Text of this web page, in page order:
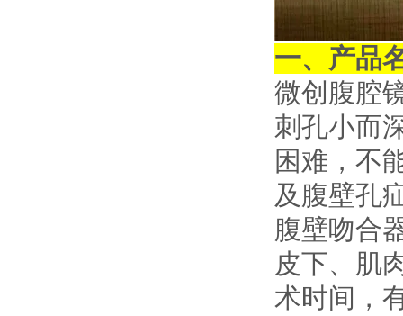
一、产品
微创腹腔
刺孔小而
困难，不
及腹壁孔
腹壁吻合
皮下、肌
术时间，